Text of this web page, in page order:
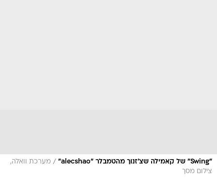
"Swing" של קאמילה שצ'זנוך מהטמבלר "alecshao" / מערכת וואלה,
צילום מסך